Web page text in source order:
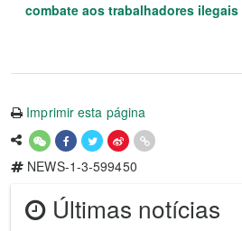
combate aos trabalhadores
Imprimir esta página
NEWS-1-3-599450
Últimas notícias